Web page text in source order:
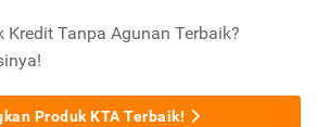
Kredit Tanpa Agunan Terbaik?
Produk KTA Terbaik!